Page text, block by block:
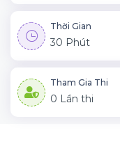
Thời Gian
30 Phút
Tham Gia Thi
0 Lần thi